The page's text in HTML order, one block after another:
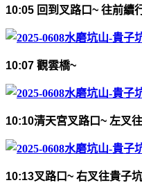
10:05 回到叉路口~ 往前續
10:07 觀雲橋~
10:10清天宮叉路口~ 左叉
10:13叉路口~ 右叉往貴子坑